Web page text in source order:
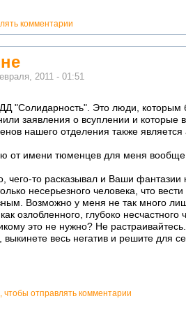
комментарии
2011 - 01:51
"Солидарность". Это люди, которым
заявления о всуплении и которые
нашего отделения также
от имени тюменцев для меня
чего-то расказывал и Ваши фантазии
несерьезного человека, что
Возможно у меня не так много
озлобленного, глубоко несчастного
это не нужно? Не
весь негатив и решите для
, чтобы отправлять комментарии